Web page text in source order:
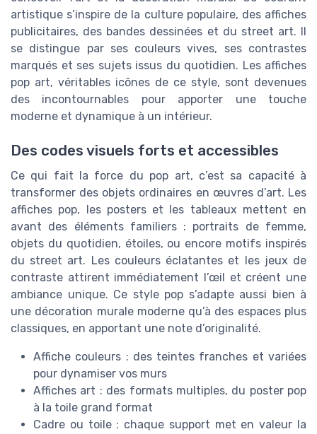
artistique s’inspire de la culture populaire, des affiches
publicitaires, des bandes dessinées et du street art. Il
se distingue par ses couleurs vives, ses contrastes
marqués et ses sujets issus du quotidien. Les affiches
pop art, véritables icônes de ce style, sont devenues
des incontournables pour apporter une touche
moderne et dynamique à un intérieur.
Des codes visuels forts et accessibles
Ce qui fait la force du pop art, c’est sa capacité à
transformer des objets ordinaires en œuvres d’art. Les
affiches pop, les posters et les tableaux mettent en
avant des éléments familiers : portraits de femme,
objets du quotidien, étoiles, ou encore motifs inspirés
du street art. Les couleurs éclatantes et les jeux de
contraste attirent immédiatement l’œil et créent une
ambiance unique. Ce style pop s’adapte aussi bien à
une décoration murale moderne qu’à des espaces plus
classiques, en apportant une note d’originalité.
Affiche couleurs : des teintes franches et variées
pour dynamiser vos murs
Affiches art : des formats multiples, du poster pop
à la toile grand format
Cadre ou toile : chaque support met en valeur la